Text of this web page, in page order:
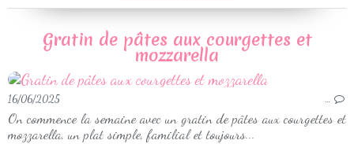
Gratin de pâtes aux courgettes et
mozzarella
16/06/2025 …
On commence la semaine avec un gratin de pâtes aux courgettes et
mozzarella, un plat simple, familial et toujours...